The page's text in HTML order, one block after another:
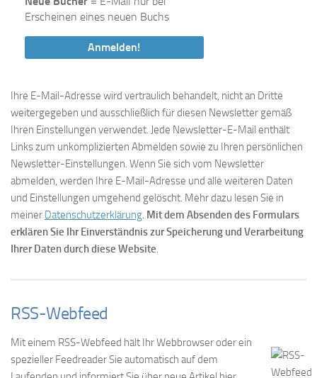
Erscheinen eines neuen Buchs
Ihre E-Mail-Adresse wird vertraulich behandelt, nicht an Dritte
weitergegeben und ausschließlich für diesen Newsletter gemäß
Ihren Einstellungen verwendet. Jede Newsletter-E-Mail enthält
Links zum unkomplizierten Abmelden sowie zu Ihren persönlichen
Newsletter-Einstellungen. Wenn Sie sich vom Newsletter
abmelden, werden Ihre E-Mail-Adresse und alle weiteren Daten
und Einstellungen umgehend gelöscht. Mehr dazu lesen Sie in
meiner Datenschutzerklärung. Mit dem Absenden des Formulars
erklären Sie Ihr Einverständnis zur Speicherung und Verarbeitung
Ihrer Daten durch diese Website.
RSS-Webfeed
Mit einem RSS-Webfeed hält Ihr Webbrowser oder ein
spezieller Feedreader Sie automatisch auf dem